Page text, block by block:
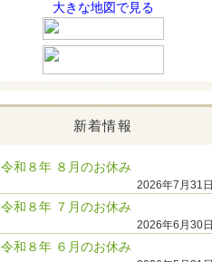
大きな地図で見る
新着情報
令和８年 ８月のお休み
2026年7月31日
令和８年 ７月のお休み
2026年6月30日
令和８年 ６月のお休み